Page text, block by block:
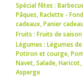
Spécial fêtes :
Pâques,Raclette -
cadeaux,Panier
Fruits : Fruits de saison
Légumes : Légumes
Potiron et courge,
Navet,Salade,Haricot,
Asperge